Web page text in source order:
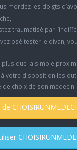
mordez les doigts
traumatisé par
osé tester le divan,
que la simple
votre disposition les
de choix de son médecin.
Le rôle de
Quand utiliser